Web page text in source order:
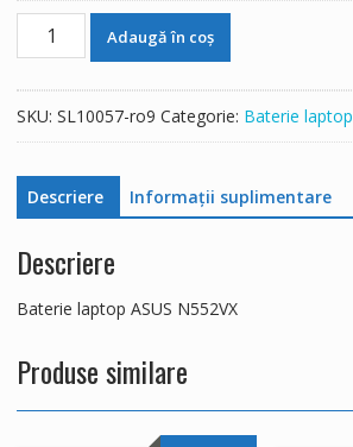
Cantitate
N552VX
Adaugă în coș
SKU: SL10057-ro9 Categorie: Baterie laptop
Descriere Informații suplimentare
Descriere
Baterie laptop ASUS N552VX
Produse similare